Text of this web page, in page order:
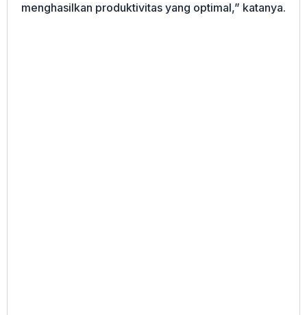
menghasilkan produktivitas yang optimal,” katanya.